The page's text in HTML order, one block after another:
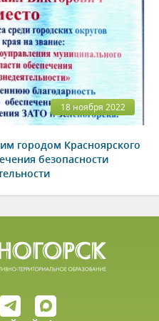
18 ноября 2022
городом Красноярского
безопасности